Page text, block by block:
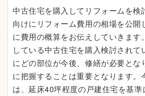
中古住宅を購入してリフォームを検
向けにリフォーム費用の相場を公開
に費用の概算をお伝えしていきます
している中古住宅を購入検討されて
にどの部位が今後、修繕が必要とな
に把握することは重要となります。
は、延床40坪程度の戸建住宅を基準